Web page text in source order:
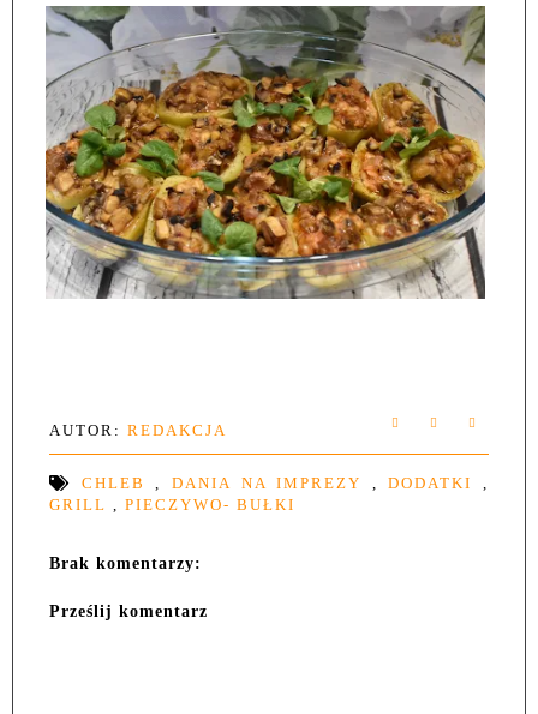
AUTOR: REDAKCJA
CHLEB DANIA NA IMPREZY ,DODATKI
GRILL
PIECZYWO- BUŁKI
Brak komentarzy:
Prześlij komentarz